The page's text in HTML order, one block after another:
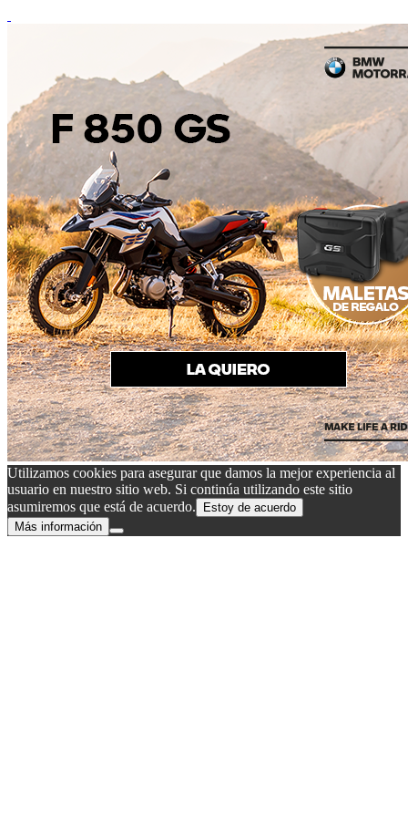
Utilizamos cookies para asegurar que damos la mejor experiencia al
usuario en nuestro sitio web. Si continúa utilizando este sitio
asumiremos que está de acuerdo.
Estoy de acuerdo
Más información